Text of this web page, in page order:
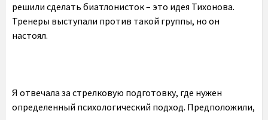
решили сделать биатлонисток – это идея Тихонова.
Тренеры выступали против такой группы, но он
настоял.
Я отвечала за стрелковую подготовку, где нужен
определенный психологический подход. Предположили,